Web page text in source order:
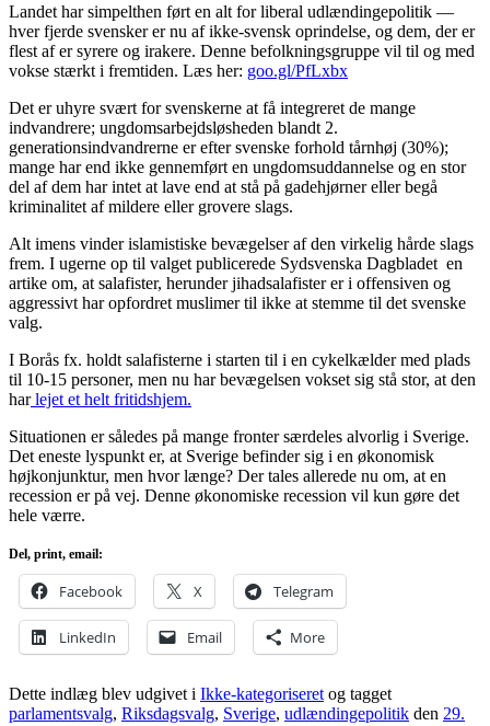
Landet har simpelthen ført en alt for liberal udlændingepolitik —
hver fjerde svensker er nu af ikke-svensk oprindelse, og dem, der er
flest af er syrere og irakere. Denne befolkningsgruppe vil til og med
vokse stærkt i fremtiden. Læs her: goo.gl/PfLxbx
Det er uhyre svært for svenskerne at få integreret de mange
indvandrere; ungdomsarbejdsløsheden blandt 2.
generationsindvandrerne er efter svenske forhold tårnhøj (30%);
mange har end ikke gennemført en ungdomsuddannelse og en stor
del af dem har intet at lave end at stå på gadehjørner eller begå
kriminalitet af mildere eller grovere slags.
Alt imens vinder islamistiske bevægelser af den virkelig hårde slags
frem. I ugerne op til valget publicerede Sydsvenska Dagbladet en
artike om, at salafister, herunder jihadsalafister er i offensiven og
aggressivt har opfordret muslimer til ikke at stemme til det svenske
valg.
I Borås fx. holdt salafisterne i starten til i en cykelkælder med plads
til 10-15 personer, men nu har bevægelsen vokset sig stå stor, at den
harlejet et helt fritidshjem.
Situationen er således på mange fronter særdeles alvorlig i Sverige.
Det eneste lyspunkt er, at Sverige befinder sig i en økonomisk
højkonjunktur, men hvor længe? Der tales allerede nu om, at en
recession er på vej. Denne økonomiske recession vil kun gøre det
hele værre.
Del, print, email:
Facebook X Telegram
LinkedIn Email More
Dette indlæg blev udgivet i Ikke-kategoriseret og tagget
parlamentsvalg, Riksdagsvalg, Sverige, udlændingepolitik den 29.